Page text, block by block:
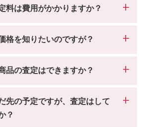
料は費用がかかりますか？
格を知りたいのですが？
品の査定はできますか？
先の予定ですが、査定はして
？